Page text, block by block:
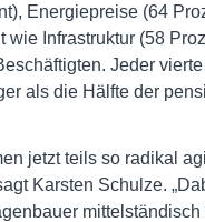
Energiepreise (64
wie Infrastruktur (58
Jeder
als die Hälfte der
jetzt teils so radikal
Karsten Schulze.